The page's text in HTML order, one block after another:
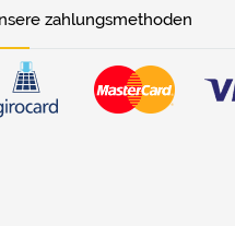
zahlungsmethoden